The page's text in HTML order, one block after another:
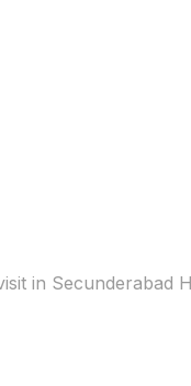
in Secunderabad